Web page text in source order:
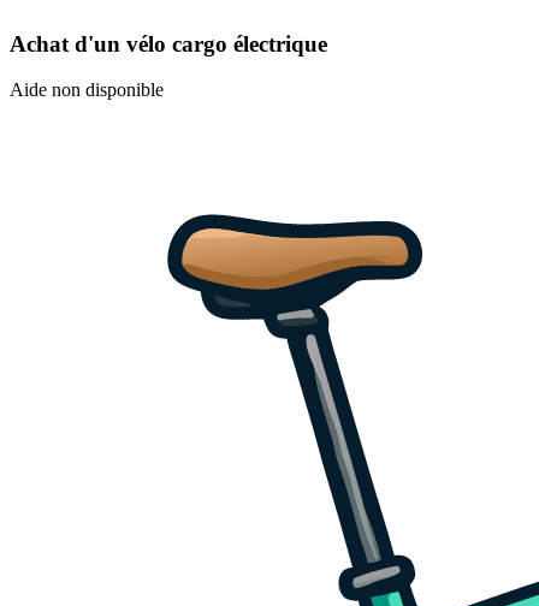
Achat d'un vélo cargo électrique
Aide non disponible